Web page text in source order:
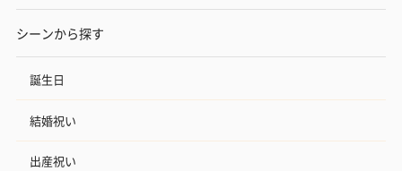
シーンから探す
誕生日
結婚祝い
出産祝い